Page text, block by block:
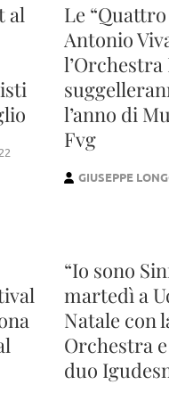
al
Le
Antonio
l’anno di
Fvg
GIUSEPPE
“Io sono
martedì a
Natale con
Orchestra
duo